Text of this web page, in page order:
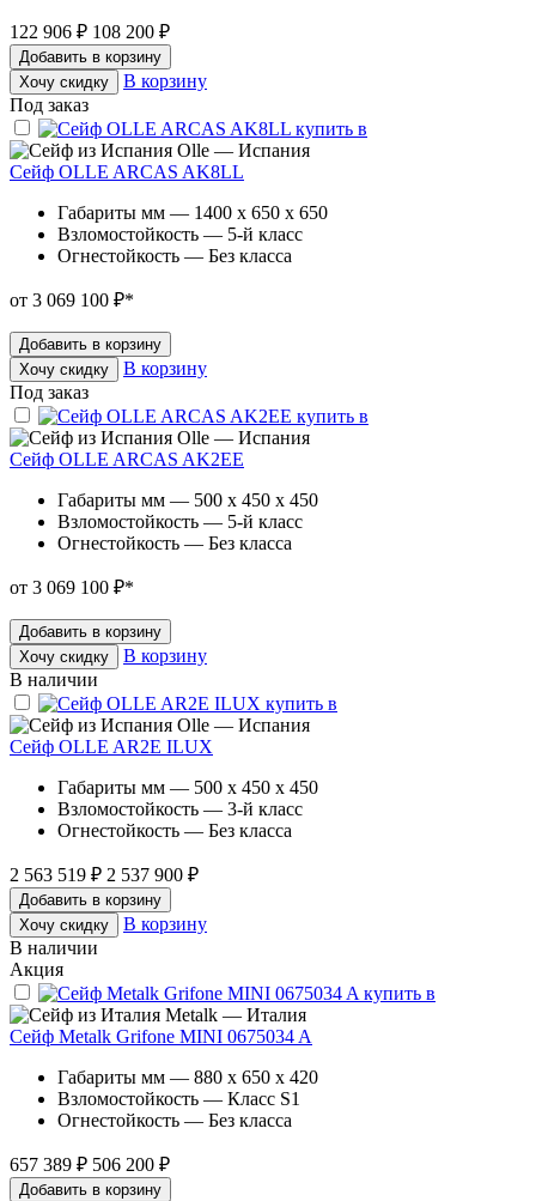
122 906 ₽ 108 200 ₽
Добавить в корзину
Хочу скидку
В корзину
Под заказ
Olle — Испания
Сейф OLLE ARCAS AK8LL
Габариты мм — 1400 x 650 x 650
Взломостойкость — 5-й класс
Огнестойкость — Без класса
от 3 069 100 ₽*
Добавить в корзину
Хочу скидку
В корзину
Под заказ
Olle — Испания
Сейф OLLE ARCAS AK2EE
Габариты мм — 500 x 450 x 450
Взломостойкость — 5-й класс
Огнестойкость — Без класса
от 3 069 100 ₽*
Добавить в корзину
Хочу скидку
В корзину
В наличии
Olle — Испания
Сейф OLLE AR2E ILUX
Габариты мм — 500 x 450 x 450
Взломостойкость — 3-й класс
Огнестойкость — Без класса
2 563 519 ₽ 2 537 900 ₽
Добавить в корзину
Хочу скидку
В корзину
В наличии
Акция
Metalk — Италия
Сейф Metalk Grifone MINI 0675034 A
Габариты мм — 880 x 650 x 420
Взломостойкость — Класс S1
Огнестойкость — Без класса
657 389 ₽ 506 200 ₽
Добавить в корзину